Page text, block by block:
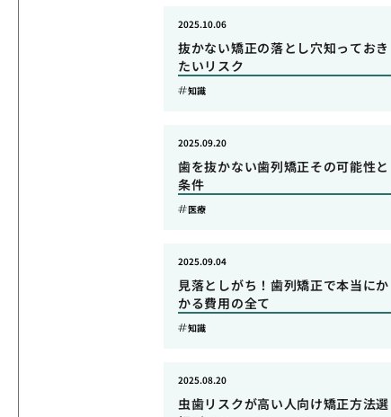
抜かない矯正の落とし穴知っておき
たいリスク
2025.10.06
知識
歯を抜かない歯列矯正その可能性と
条件
2025.09.20
医療
見落としがち！歯列矯正で本当にか
かる費用の全て
2025.09.04
知識
虫歯リスクが高い人向け矯正方法選
2025.08.20